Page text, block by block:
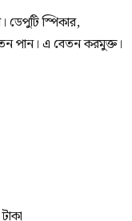
ডেপুটি স্পিকার,
পান। এ বেতন করমুক্ত।